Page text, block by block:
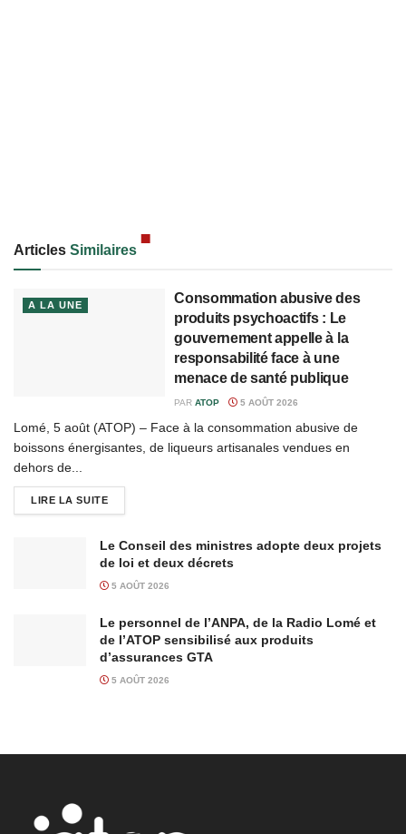
Articles Similaires
A LA UNE
Consommation abusive des
produits psychoactifs : Le
gouvernement appelle à la
responsabilité face à une
menace de santé publique
PAR ATOP 5 AOÛT 2026
Lomé, 5 août (ATOP) – Face à la consommation abusive de
boissons énergisantes, de liqueurs artisanales vendues en
dehors de...
LIRE LA SUITE
Le Conseil des ministres adopte deux projets
de loi et deux décrets
5 AOÛT 2026
Le personnel de l’ANPA, de la Radio Lomé et
de l’ATOP sensibilisé aux produits
d’assurances GTA
5 AOÛT 2026